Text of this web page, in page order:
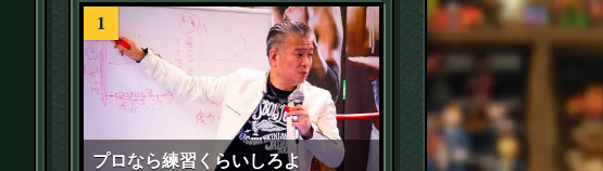
1
プロなら練習くらいしろよ